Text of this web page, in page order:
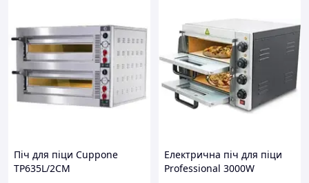
Піч для піци Cuppone
TP635L/2CM
Електрична піч для піци
Professional 3000W